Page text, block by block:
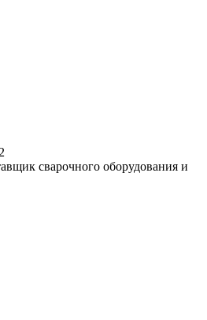
сварочного оборудования и